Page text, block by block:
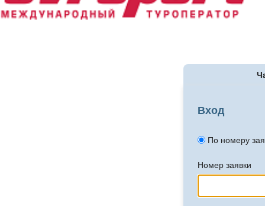
Вход
По номеру
Номер заявки